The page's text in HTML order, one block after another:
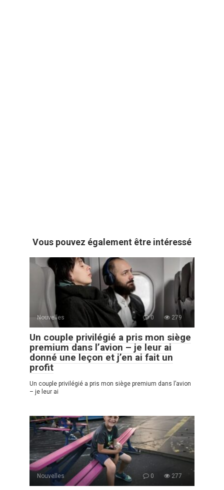
Vous pouvez également être intéressé
Nouvelles 0 279
Un couple privilégié a pris mon siège
premium dans l’avion – je leur ai
donné une leçon et j’en ai fait un
profit
Un couple privilégié a pris mon siège premium dans l’avion
– je leur ai
Nouvelles 0 277